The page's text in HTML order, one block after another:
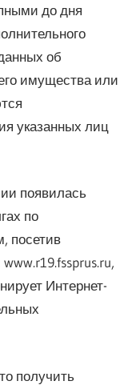
до дня
об
имущества или
указанных лиц
появилась
по
посетив
Интернет-
получить